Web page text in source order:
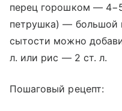
перец горошком —
петрушка) — большой
сытости можно
л. или рис — 2 ст. л.
Пошаговый рецепт: